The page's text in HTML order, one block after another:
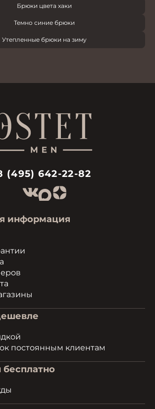
Брюки цвета хаки
Темно синие брюки
Утепленные брюки на зиму
(495) 642-22-82
информация
постоянным клиентам